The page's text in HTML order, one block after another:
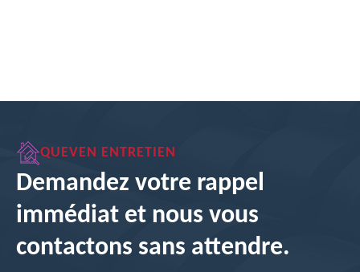
QUEVEN ENTRETIEN
Demandez votre rappel
immédiat et nous vous
contactons sans attendre.